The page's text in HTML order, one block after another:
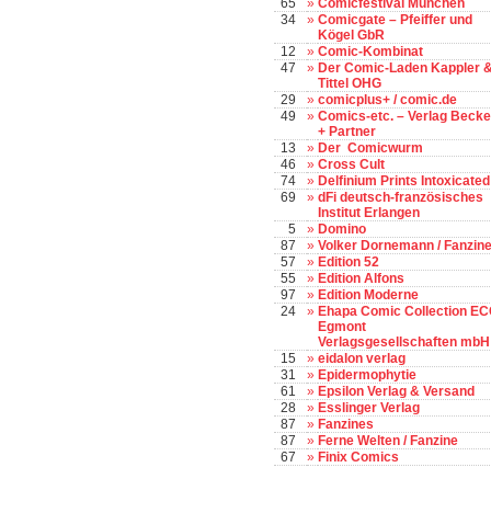
65
» Comicfestival München
34
» Comicgate – Pfeiffer und
Kögel GbR
12
» Comic-Kombinat
47
» Der Comic-Laden Kappler
Tittel OHG
29
» comicplus+ / comic.de
49
» Comics-etc. – Verlag
+ Partner
13
» Der Comicwurm
46
» Cross Cult
74
» Delfinium Prints Intoxicated
69
» dFi deutsch-französisches
Institut Erlangen
5
» Domino
87
» Volker Dornemann / Fanzine
57
» Edition 52
55
» Edition Alfons
97
» Edition Moderne
24
» Ehapa Comic Collection
Egmont
Verlagsgesellschaften mbH
15
» eidalon verlag
31
» Epidermophytie
61
» Epsilon Verlag & Versand
28
» Esslinger Verlag
87
» Fanzines
87
» Ferne Welten / Fanzine
67
» Finix Comics